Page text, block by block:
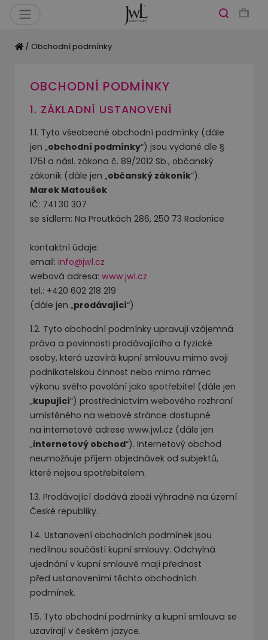
/ Obchodní podmínky
OBCHODNÍ PODMÍNKY
1. ZÁKLADNÍ USTANOVENÍ
1.1. Tyto všeobecné obchodní podmínky (dále
jen „obchodní podmínky“) jsou vydané dle §
1751 a násl. zákona č. 89/2012 Sb., občanský
zákoník (dále jen „občanský zákoník“).
Marek Matoušek
IČ: 741 30 307
se sídlem: Na Proutkách 286, 250 73 Radonice
kontaktní údaje:
email: info@jwl.cz
webová adresa: www.jwl.cz
tel.: +420 602 218 219
(dále jen „prodávající“)
1.2. Tyto obchodní podmínky upravují vzájemná
práva a povinnosti prodávajícího a fyzické
osoby, která uzavírá kupní smlouvu mimo svoji
podnikatelskou činnost nebo mimo rámec
výkonu svého povolání jako spotřebitel (dále jen
„kupující“) prostřednictvím webového rozhraní
umístěného na webové stránce dostupné
na internetové adrese www.jwl.cz (dále jen
„internetový obchod“). Internetový obchod
neumožňuje příjem objednávek od subjektů,
které nejsou spotřebitelem.
1.3. Prodávající dodává zboží výhradně na území
České republiky.
1.4. Ustanovení obchodních podmínek jsou
nedílnou součástí kupní smlouvy. Odchylná
ujednání v kupní smlouvě mají přednost
před ustanoveními těchto obchodních
podmínek.
1.5. Tyto obchodní podmínky a kupní smlouva se
uzavírají v českém jazyce.